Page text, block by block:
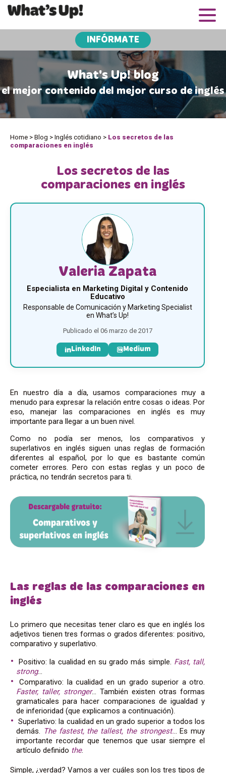
INFÓRMATE
What's Up! blog
el mejor contenido del mejor curso de inglés
Home > Blog > Inglés cotidiano > Los secretos de las
comparaciones en inglés
Los secretos de las
comparaciones en inglés
Valeria Zapata
Especialista en Marketing Digital y Contenido
Educativo
Responsable de Comunicación y Marketing Specialist
en What’s Up!
Publicado el 06 marzo de 2017
LinkedIn Medium
En nuestro día a día, usamos comparaciones muy a
menudo para expresar la relación entre cosas o ideas. Por
eso, manejar las comparaciones en inglés es muy
importante para llegar a un buen nivel.
Como no podía ser menos, los comparativos y
superlativos en inglés siguen unas reglas de formación
diferentes al español, por lo que es bastante común
cometer errores. Pero con estas reglas y un poco de
práctica, no tendrán secretos para ti.
Las reglas de las comparaciones en
inglés
Lo primero que necesitas tener claro es que en inglés los
adjetivos tienen tres formas o grados diferentes: positivo,
comparativo y superlativo.
Positivo: la cualidad en su grado más simple. Fast, tall,
strong…
Comparativo: la cualidad en un grado superior a otro.
Faster, taller, stronger… También existen otras formas
gramaticales para hacer comparaciones de igualdad y
de inferioridad (que explicamos a continuación).
Superlativo: la cualidad en un grado superior a todos los
demás. The fastest, the tallest, the strongest... Es muy
importante recordar que tenemos que usar siempre el
artículo definido the.
Simple, ¿verdad? Vamos a ver cuáles son los tres tipos de